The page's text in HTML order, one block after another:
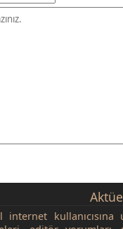
internet kullanıcısına